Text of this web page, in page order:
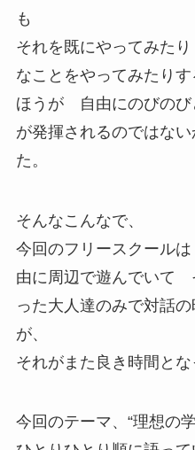
も
それを既にやってみた
なことをやってみたり
ほうが 自由にのびのび
が発揮されるのではな
た。
そんなこんなで、
今回のフリースクール
由に周辺で遊んでいて
った大人達のみで対話
が、
それがまた良き時間とな
今回のテーマ、“理想の